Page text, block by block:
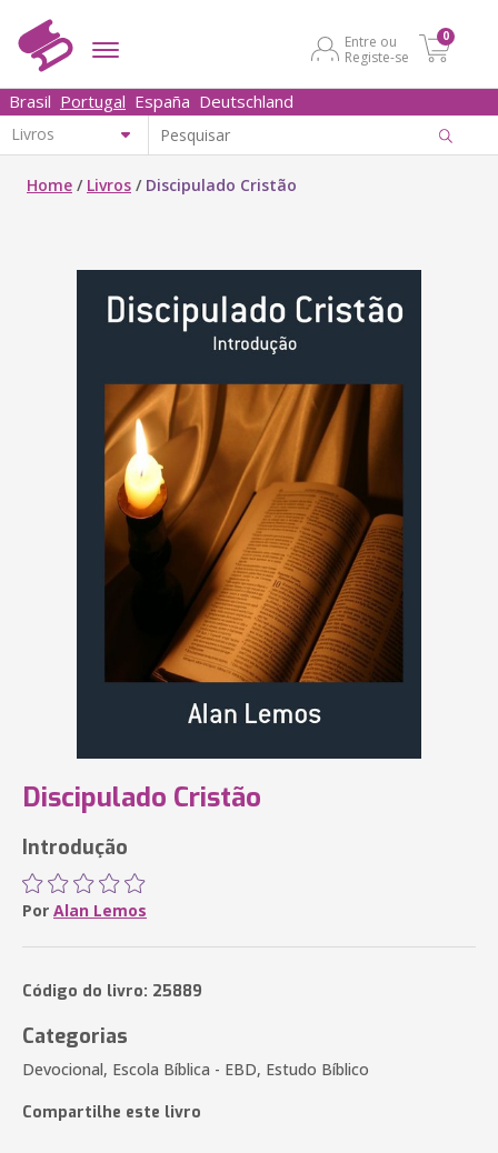
Entre ou
Registe-se
0
Brasil Portugal España Deutschland
Home / Livros / Discipulado Cristão
Discipulado Cristão
Introdução
Por Alan Lemos
Código do livro: 25889
Categorias
Devocional, Escola Bíblica - EBD, Estudo Bíblico
Compartilhe este livro